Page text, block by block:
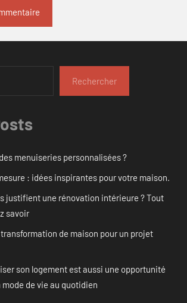
Rechercher
menuiseries personnalisées ?
: idées inspirantes pour votre maison.
justifient une rénovation intérieure ? Tout
savoir
de maison pour un projet
son logement est aussi une opportunité
de vie au quotidien